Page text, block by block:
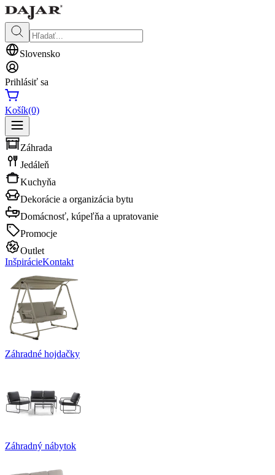
Slovensko
Prihlásiť sa
Košík(0)
Záhrada
Jedáleň
Kuchyňa
Dekorácie a organizácia bytu
Domácnosť, kúpeľňa a upratovanie
Promocje
Outlet
InšpirácieKontakt
Záhradné hojdačky
Záhradný nábytok